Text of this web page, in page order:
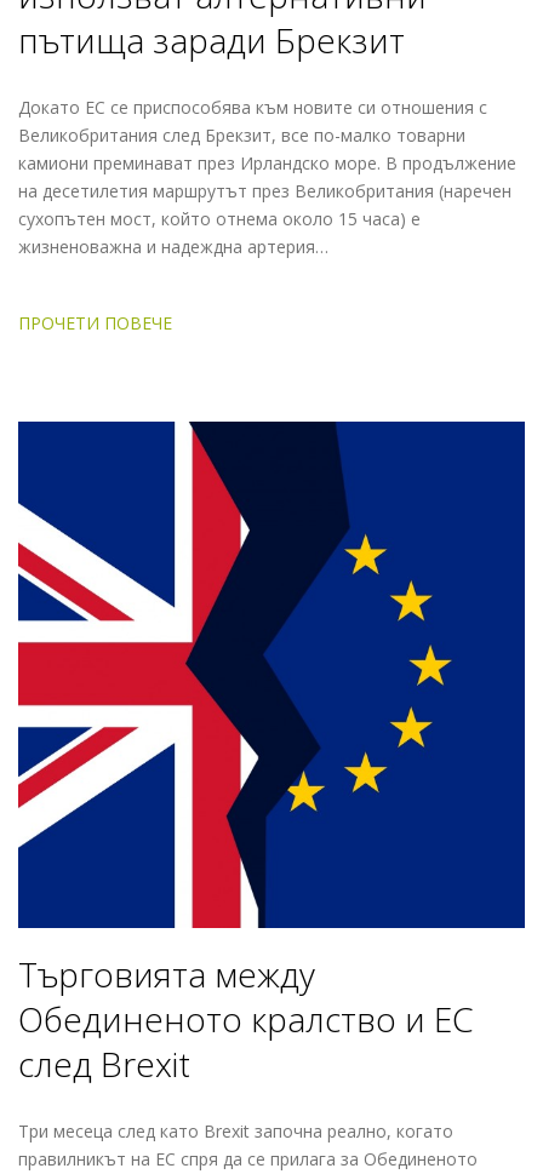
пътища заради Брекзит
Докато ЕС се приспособява към новите си отношения с
Великобритания след Брекзит, все по-малко товарни
камиони преминават през Ирландско море. В продължение
на десетилетия маршрутът през Великобритания (наречен
сухопътен мост, който отнема около 15 часа) е
жизненоважна и надеждна артерия…
ПРОЧЕТИ ПОВЕЧЕ
Tърговията между
Обединеното кралство и ЕС
след Brexit
Три месеца след като Brexit започна реално, когато
правилникът на ЕС спря да се прилага за Обединеното